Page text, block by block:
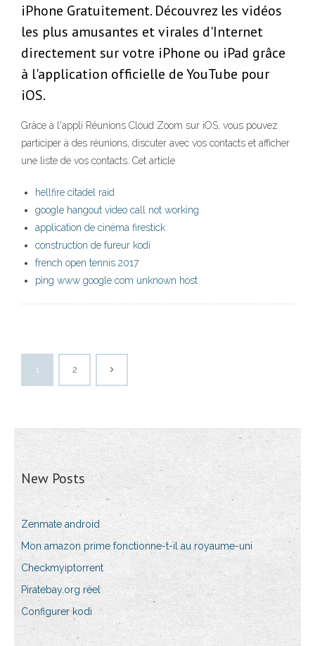
iPhone Gratuitement. Découvrez les vidéos
les plus amusantes et virales d'Internet
directement sur votre iPhone ou iPad grâce
à l'application officielle de YouTube pour
iOS.
Grâce à l'appli Réunions Cloud Zoom sur iOS, vous pouvez
participer à des réunions, discuter avec vos contacts et afficher
une liste de vos contacts. Cet article
hellfire citadel raid
google hangout video call not working
application de cinéma firestick
construction de fureur kodi
french open tennis 2017
ping www google com unknown host
1 2
New Posts
Zenmate android
Mon amazon prime fonctionne-t-il au royaume-uni
Checkmyiptorrent
Piratebay.org réel
Configurer kodi